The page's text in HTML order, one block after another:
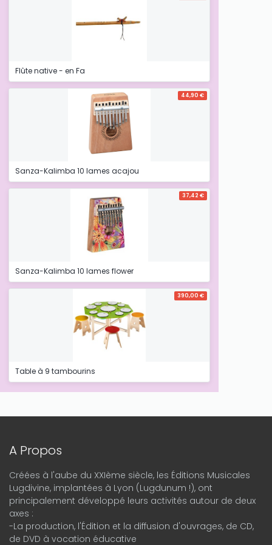
Flûte native - en Fa
44,90 €
Sanza-Kalimba 10 lames acajou
37,42 €
Sanza-Kalimba 10 lames flower
390,00 €
Table à 9 tambourins
A Propos
Créées à l'aube du XXIème siècle, les Éditions Musicales
Lugdivine, implantées à Lyon (Lugdunum !), ont
principalement développé leurs activités autour de deux
axes :
-La production, l'Édition et la diffusion d'ouvrages, de CD,
de DVD à vocation éducative